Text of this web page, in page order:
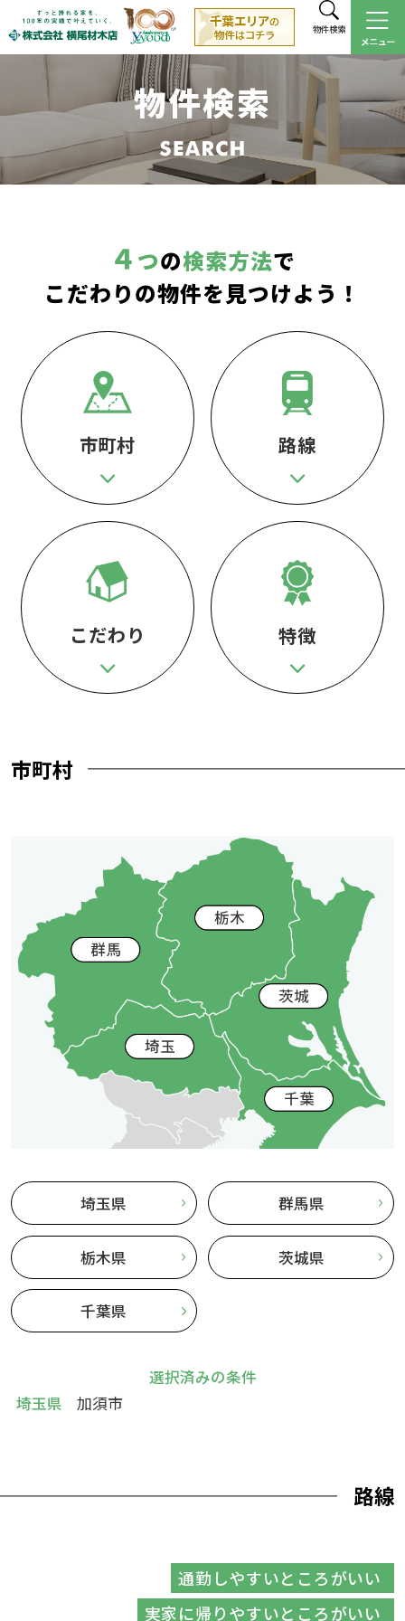
物件検索
物件検索
４ つの検索方法で
こだわりの物件を見つけよう！
市町村 路線
こだわり 特徴
市町村
埼玉県 群馬県
栃木県 茨城県
千葉県
選択済みの条件
埼玉県
加須市
路線
通勤しやすいところがいい
実家に帰りやすいところがいい